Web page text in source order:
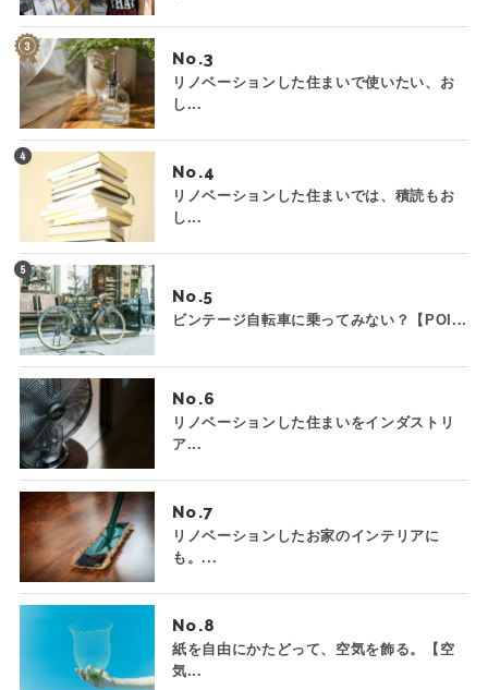
No.
リノベーションした住まいで使いたい、お
し...
No.
リノベーションした住まいでは、積読もお
し...
No.
ビンテージ自転車に乗ってみない？【POI...
No.
リノベーションした住まいをインダストリ
ア...
No.
リノベーションしたお家のインテリアに
も。...
No.
紙を自由にかたどって、空気を飾る。【空
気...